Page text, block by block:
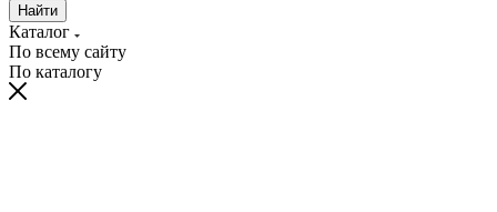
Найти
Каталог
По всему сайту
По каталогу